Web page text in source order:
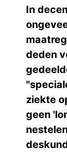
In
deden
ziekte
geen